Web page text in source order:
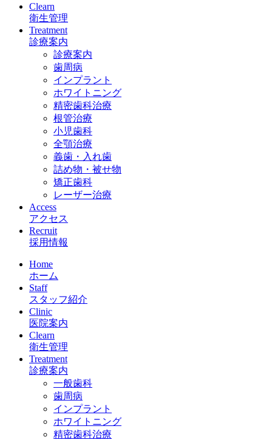
Clearn
衛生管理
Treatment
診療案内
診療案内
歯周病
インプラント
ホワイトニング
精密歯科治療
根管治療
小児歯科
全顎治療
義歯・入れ歯
詰め物・被せ物
矯正歯科
レーザー治療
Access
アクセス
Recruit
採用情報
Home
ホーム
Staff
スタッフ紹介
Clinic
医院案内
Clearn
衛生管理
Treatment
診療案内
一般歯科
歯周病
インプラント
ホワイトニング
精密歯科治療